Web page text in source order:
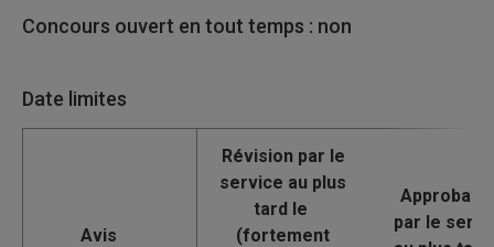
Concours ouvert en tout temps : non
Date limites
Avis